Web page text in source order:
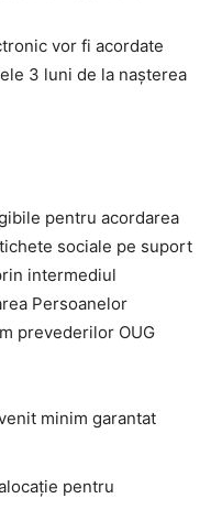
vor fi acordate
3 luni de la nașterea
pentru acordarea
sociale pe suport
intermediul
Persoanelor
prevederilor OUG
minim garantat
pentru